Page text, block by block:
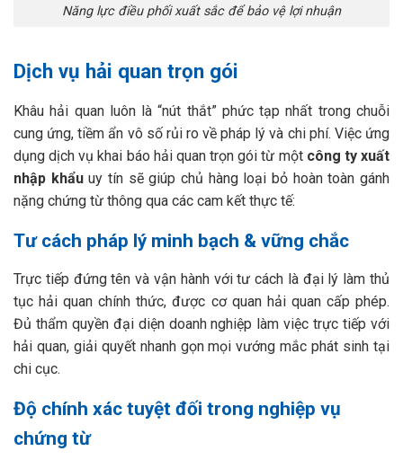
Năng lực điều phối xuất sắc để bảo vệ lợi nhuận
Dịch vụ hải quan trọn gói
Khâu hải quan luôn là “nút thắt” phức tạp nhất trong chuỗi
cung ứng, tiềm ẩn vô số rủi ro về pháp lý và chi phí. Việc ứng
dụng dịch vụ khai báo hải quan trọn gói từ một công ty xuất
nhập khẩuuy tín sẽ giúp chủ hàng loại bỏ hoàn toàn gánh
nặng chứng từ thông qua các cam kết thực tế:
Tư cách pháp lý minh bạch & vững chắc
Trực tiếp đứng tên và vận hành với tư cách là đại lý làm thủ
tục hải quan chính thức, được cơ quan hải quan cấp phép.
Đủ thẩm quyền đại diện doanh nghiệp làm việc trực tiếp với
hải quan, giải quyết nhanh gọn mọi vướng mắc phát sinh tại
chi cục.
Độ chính xác tuyệt đối trong nghiệp vụ
chứng từ